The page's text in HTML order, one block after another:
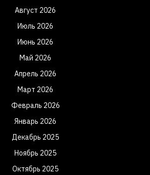
Август 2026
Июль 2026
Июнь 2026
Май 2026
Апрель 2026
Март 2026
Февраль 2026
Январь 2026
Декабрь 2025
Ноябрь 2025
Октябрь 2025